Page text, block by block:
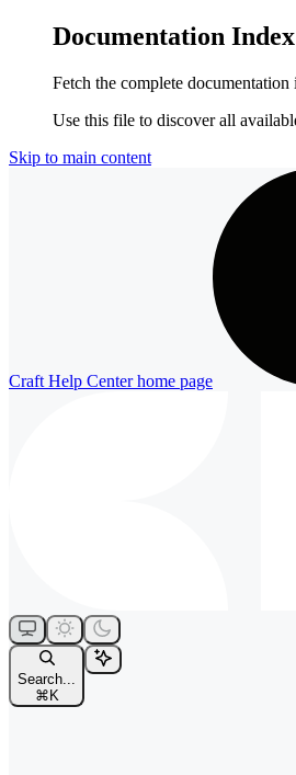
Documentation Index
Fetch the complete documentation
Use this file to discover all
Skip to main content
Craft Help Centerhome page
Search...
⌘ K